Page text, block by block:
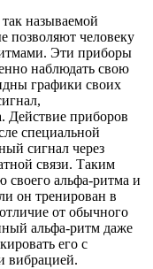
называемой
позволяют человеку
Эти приборы
наблюдать свою
графики своих
Действие приборов
специальной
сигнал через
связи. Таким
своего альфа-ритма и
он тренирован в
от обычного
альфа-ритм даже
его с
вибрацией.